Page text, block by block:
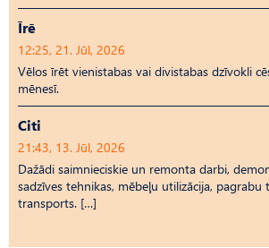
Īrē
12:25, 21. Jūl, 2026
Vēlos īrēt vienistabas vai divistabas dzīvokli
mēnesī.
Citi
21:43, 13. Jūl, 2026
Dažādi saimnieciskie un remonta darbi,
sadzīves tehnikas, mēbeļu utilizācija, pagrabu
transports. […]